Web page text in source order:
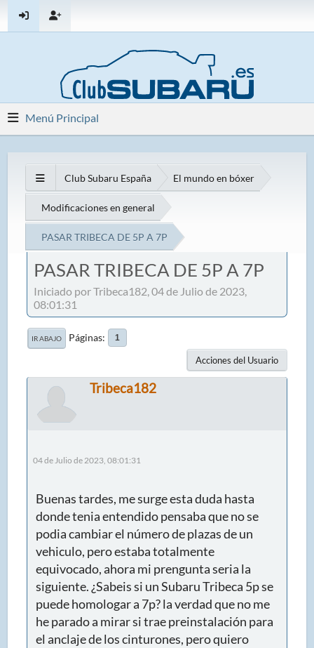
Menú Principal
Club Subaru España El mundo en bóxer
Modificaciones en general
PASAR TRIBECA DE 5P A 7P
PASAR TRIBECA DE 5P A 7P
Iniciado por Tribeca182, 04 de Julio de 2023,
08:01:31
IR ABAJO Páginas 1
Acciones del Usuario
Tribeca182
04 de Julio de 2023, 08:01:31
Buenas tardes, me surge esta duda hasta
donde tenia entendido pensaba que no se
podia cambiar el número de plazas de un
vehiculo, pero estaba totalmente
equivocado, ahora mi prengunta seria la
siguiente. ¿Sabeis si un Subaru Tribeca 5p se
puede homologar a 7p? la verdad que no me
he parado a mirar si trae preinstalación para
el anclaje de los cinturones, pero quiero